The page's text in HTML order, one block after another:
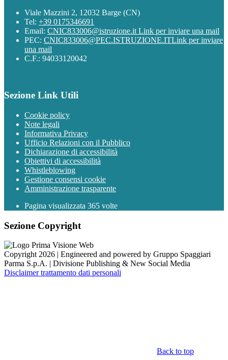
Viale Mazzini 2, 12032 Barge (CN)
Tel: +39 0175346691
Email: CNIC833006@istruzione.it Link per inviare una mail
PEC: CNIC833006@PEC.ISTRUZIONE.ITLink per inviare
una mail
C.F.: 94033120042
Sezione Link Utili
Cookie policy
Note legali
Informativa Privacy
Ufficio Relazioni con il Pubblico
Dichiarazione di accessibilità
Obiettivi di accessibilità
Whistleblowing
Gestione consensi cookie
Amministrazione trasparente
Pagina visualizzata 365 volte
Sezione Copyright
Copyright 2026 | Engineered and powered by Gruppo Spaggiari
Parma S.p.A. | Divisione Publishing & New Social Media
Disclaimer trattamento dati personali
Back to top